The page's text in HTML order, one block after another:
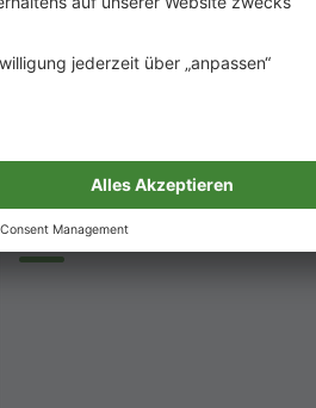
Aktuelle Baumaßnahmen an
der Linie S41